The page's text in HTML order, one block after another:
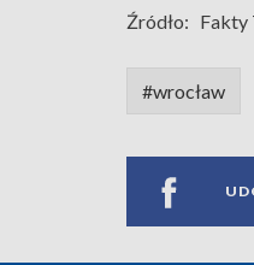
Źródło: Fakty
#wrocław